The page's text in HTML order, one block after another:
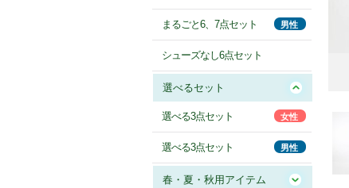
まるごと6、7点セット 男性
シューズなし6点セット
選べるセット
選べる3点セット 女性
選べる3点セット 男性
春・夏・秋用アイテム